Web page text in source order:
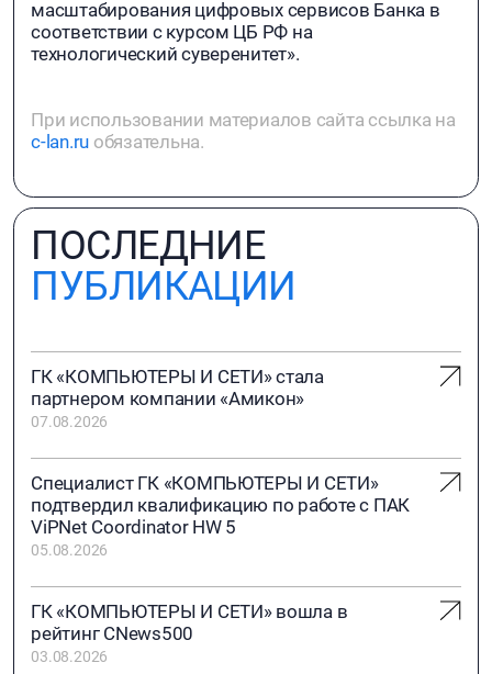
масштабирования цифровых сервисов Банка в
соответствии с курсом ЦБ РФ на
технологический суверенитет».
При использовании материалов сайта ссылка на
c-lan.ru обязательна.
ПОСЛЕДНИЕ
ПУБЛИКАЦИИ
ГК «КОМПЬЮТЕРЫ И СЕТИ» стала
партнером компании «Амикон»
07.08.2026
Специалист ГК «КОМПЬЮТЕРЫ И СЕТИ»
подтвердил квалификацию по работе с ПАК
ViPNet Coordinator HW 5
05.08.2026
ГК «КОМПЬЮТЕРЫ И СЕТИ» вошла в
рейтинг CNews500
03.08.2026